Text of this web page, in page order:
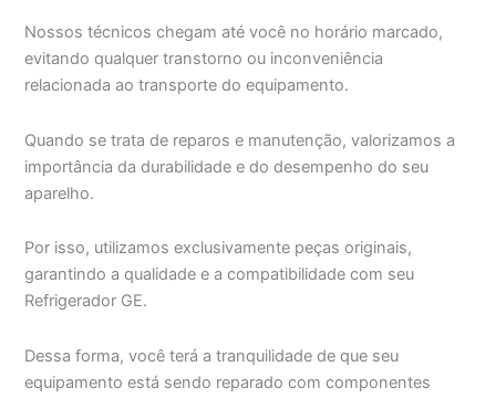
Nossos técnicos chegam até você no horário marcado,
evitando qualquer transtorno ou inconveniência
relacionada ao transporte do equipamento.
Quando se trata de reparos e manutenção, valorizamos a
importância da durabilidade e do desempenho do seu
aparelho.
Por isso, utilizamos exclusivamente peças originais,
garantindo a qualidade e a compatibilidade com seu
Refrigerador GE.
Dessa forma, você terá a tranquilidade de que seu
equipamento está sendo reparado com componentes